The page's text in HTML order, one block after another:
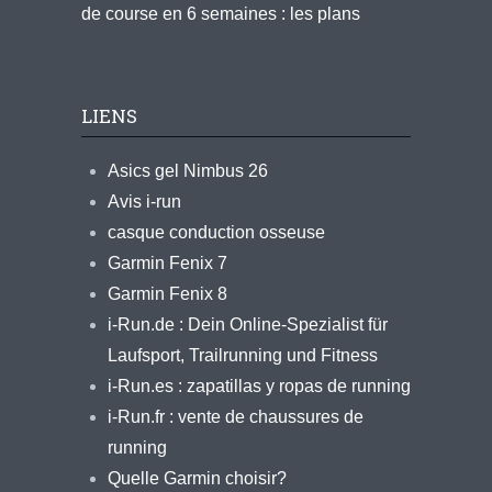
de course en 6 semaines : les plans
LIENS
Asics gel Nimbus 26
Avis i-run
casque conduction osseuse
Garmin Fenix 7
Garmin Fenix 8
i-Run.de : Dein Online-Spezialist für
Laufsport, Trailrunning und Fitness
i-Run.es : zapatillas y ropas de running
i-Run.fr : vente de chaussures de
running
Quelle Garmin choisir?